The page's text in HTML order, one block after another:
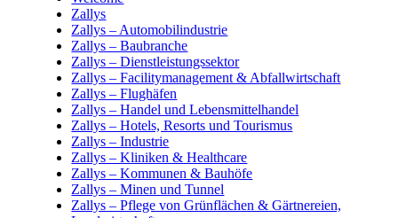
Zallys
Zallys – Automobilindustrie
Zallys – Baubranche
Zallys – Dienstleistungssektor
Zallys – Facilitymanagement & Abfallwirtschaft
Zallys – Flughäfen
Zallys – Handel und Lebensmittelhandel
Zallys – Hotels, Resorts und Tourismus
Zallys – Industrie
Zallys – Kliniken & Healthcare
Zallys – Kommunen & Bauhöfe
Zallys – Minen und Tunnel
Zallys – Pflege von Grünflächen & Gärtnereien,